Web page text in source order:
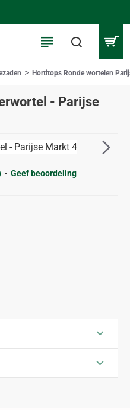
- Parijse
Hortitops Ronde wortelen
- Geef beoordeling